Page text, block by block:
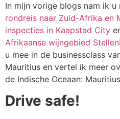
In mijn vorige blogs nam ik u
rondreis naar Zuid-Afrika en
inspecties in Kaapstad City
Afrikaanse wijngebied
u mee in de businessclass
Mauritius en vertel ik meer
de Indische Oceaan:
Drive safe!